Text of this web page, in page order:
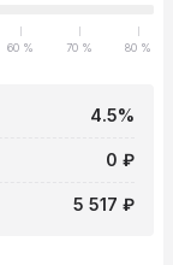
60 % 70 % 80 %
4.5%
0 ₽
5 517 ₽